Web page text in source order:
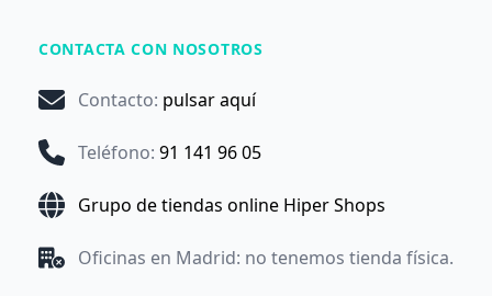
CONTACTA CON NOSOTROS
Contacto: pulsar aquí
Teléfono: 91 141 96 05
Grupo de tiendas online Hiper Shops
Oficinas en Madrid: no tenemos tienda física.